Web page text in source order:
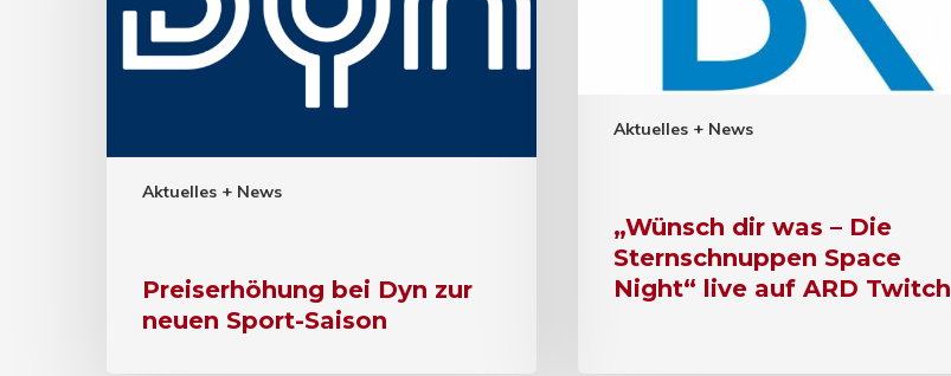
Aktuelles + News
Preiserhöhung bei Dyn zur
neuen Sport-Saison
Aktuelles + News
„Wünsch dir was – Die
Sternschnuppen Space
Night“ live auf ARD Twitch